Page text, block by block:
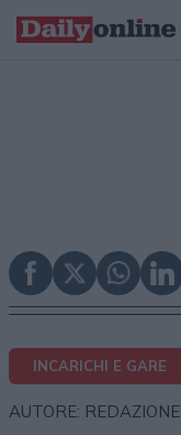
INCARICHI E GARE
AUTORE: REDAZIONE